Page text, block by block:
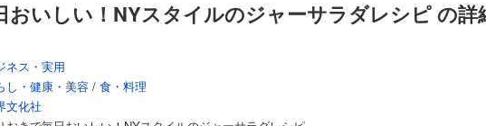
おいしい！NYスタイルのジャーサラダレシピ の詳
ネス・実用
し・健康・美容 / 食・料理
文化社